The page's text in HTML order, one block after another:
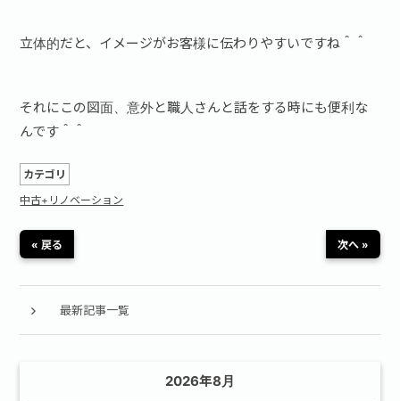
立体的だと、イメージがお客様に伝わりやすいですね＾＾
それにこの図面、意外と職人さんと話をする時にも便利な
んです＾＾
カテゴリ
中古+リノベーション
« 戻る 次へ »
最新記事一覧
2026年8月